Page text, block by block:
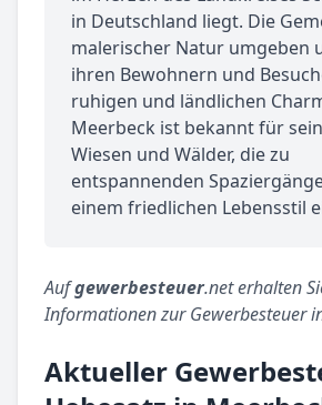
in Deutschland liegt. Die
malerischer Natur umgeben
ihren Bewohnern und
ruhigen und ländlichen
Meerbeck ist bekannt für
Wiesen und Wälder, die zu
entspannenden
einem friedlichen Lebensstil
Aufgewerbesteuer.net erhalten
Informationen zur Gewerbesteuer
Aktueller